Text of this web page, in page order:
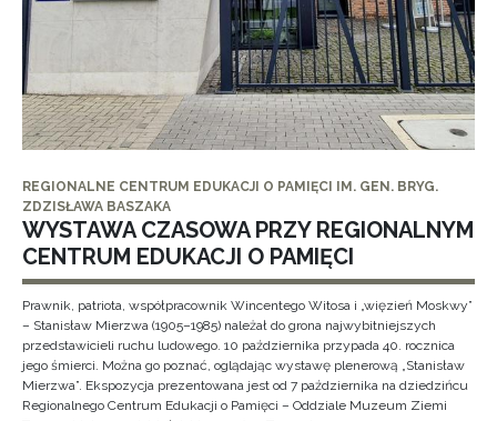
REGIONALNE CENTRUM EDUKACJI O PAMIĘCI IM. GEN. BRYG.
ZDZISŁAWA BASZAKA
WYSTAWA CZASOWA PRZY REGIONALNYM
CENTRUM EDUKACJI O PAMIĘCI
Prawnik, patriota, współpracownik Wincentego Witosa i „więzień Moskwy”
– Stanisław Mierzwa (1905–1985) należał do grona najwybitniejszych
przedstawicieli ruchu ludowego. 10 października przypada 40. rocznica
jego śmierci. Można go poznać, oglądając wystawę plenerową „Stanisław
Mierzwa”. Ekspozycja prezentowana jest od 7 października na dziedzińcu
Regionalnego Centrum Edukacji o Pamięci – Oddziale Muzeum Ziemi